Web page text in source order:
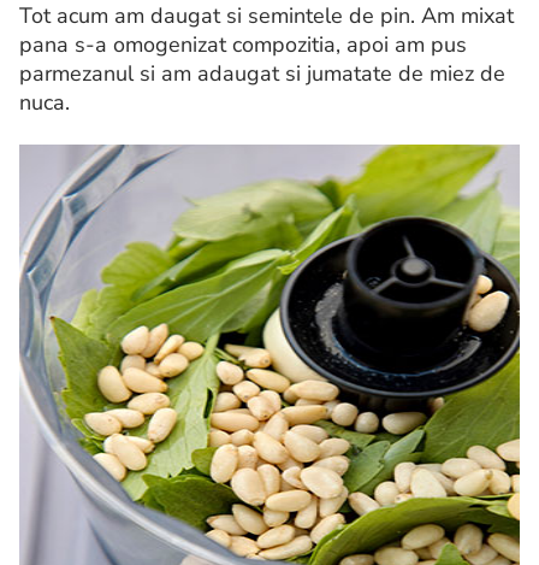
Tot acum am daugat si semintele de pin. Am mixat
pana s-a omogenizat compozitia, apoi am pus
parmezanul si am adaugat si jumatate de miez de
nuca.